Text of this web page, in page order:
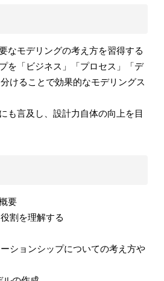
なモデリングの考え方を習得する
を「ビジネス」「プロセス」「デ
けることで効果的なモデリングス
も言及し、設計力自体の向上を目
要
割を理解する
ションシップについての考え方や